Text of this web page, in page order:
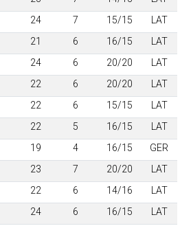
24 7 15/15
LAT
21 6 16/15
LAT
24 6 20/20
LAT
22 6 20/20
LAT
22 6 15/15
LAT
22 5 16/15
LAT
19 4 16/15 GER
23 7 20/20 LAT
22 6 14/16
LAT
24 6 16/15
LAT